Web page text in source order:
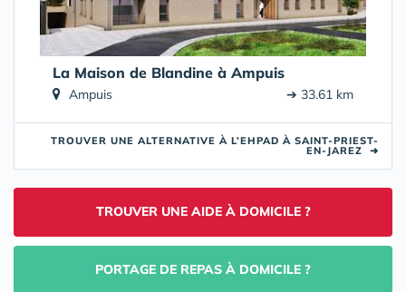
La Maison de Blandine à Ampuis
Ampuis ➔ 33.61 km
TROUVER UNE ALTERNATIVE À L’EHPAD À SAINT-PRIEST-
EN-JAREZ ➜
TROUVER UNE AIDE À DOMICILE ?
PORTAGE DE REPAS À DOMICILE ?